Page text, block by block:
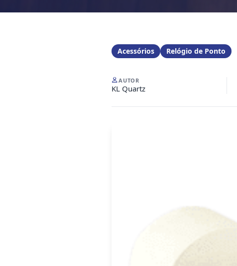
Acessórios Relógio de Ponto
AUTOR
KL Quartz